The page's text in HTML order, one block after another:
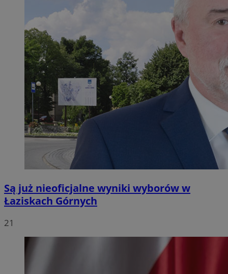
Są już nieoficjalne wyniki wyborów w
Łaziskach Górnych
21